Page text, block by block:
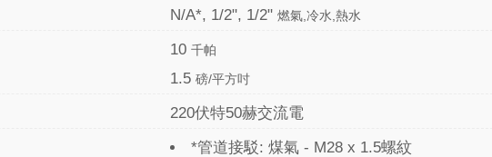
N/A*, 1/2", 1/2" 燃氣,冷水,熱水
10 千帕
1.5 磅/平方吋
220伏特50赫交流電
*管道接駁: 煤氣 - M28 x 1.5螺紋